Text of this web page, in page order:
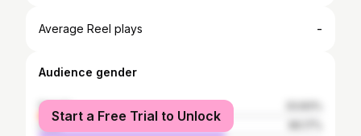
Average Reel plays -
Audience gender
female
male
Start a Free Trial to Unlock